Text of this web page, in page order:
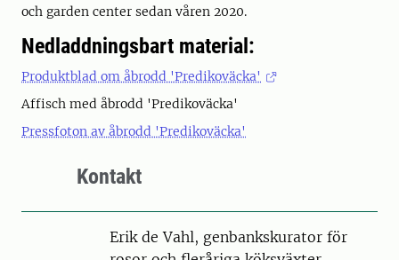
och garden center sedan våren 2020.
Nedladdningsbart material:
Produktblad om åbrodd 'Predikoväcka'
Affisch med åbrodd 'Predikoväcka'
Pressfoton av åbrodd 'Predikoväcka'
Kontakt
PersonErik de Vahl, genbankskurator för